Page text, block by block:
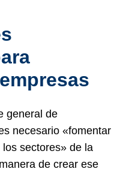
general de
necesario «fomentar
sectores» de la
de crear ese